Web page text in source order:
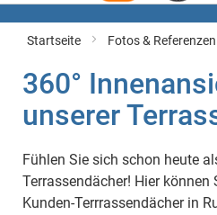
Startseite Fotos & Referenzen
360°
unserer
Fühlen Sie sich schon heute
Terrassendächer! Hier können
Kunden-Terrrassendächer in